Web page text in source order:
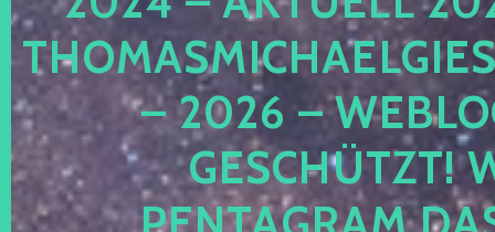
– 2026 –
ESCHÜTZT!